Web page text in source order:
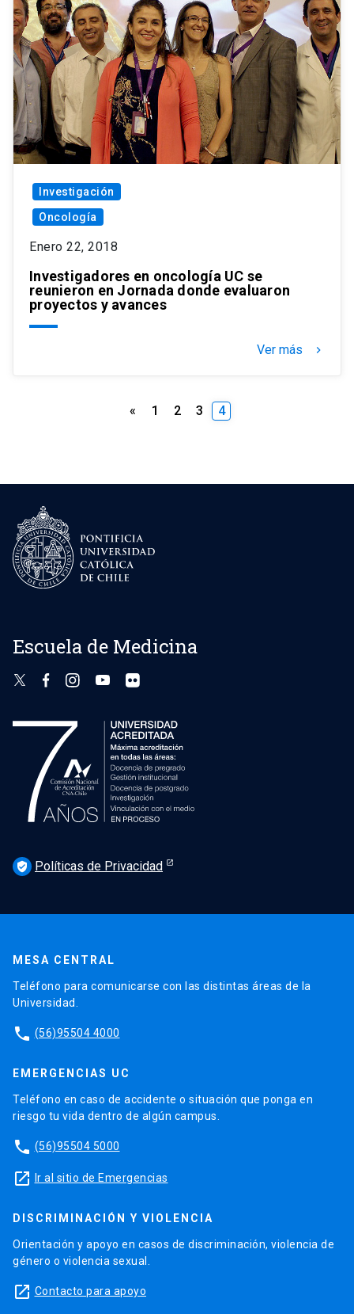
Investigación
Oncología
Enero 22, 2018
Investigadores en oncología UC se
reunieron en Jornada donde evaluaron
proyectos y avances
Ver más keyboard_arrow_right
Paginación
« 1 2 3 4
Escuela de Medicina
verified_user Políticas de Privacidad
MESA CENTRAL
Teléfono para comunicarse con las distintas áreas de la
Universidad.
phone (56)95504 4000
EMERGENCIAS UC
Teléfono en caso de accidente o situación que ponga en
riesgo tu vida dentro de algún campus.
phone (56)95504 5000
launch Ir al sitio de Emergencias
DISCRIMINACIÓN Y VIOLENCIA
Orientación y apoyo en casos de discriminación, violencia de
género o violencia sexual.
launch Contacto para apoyo